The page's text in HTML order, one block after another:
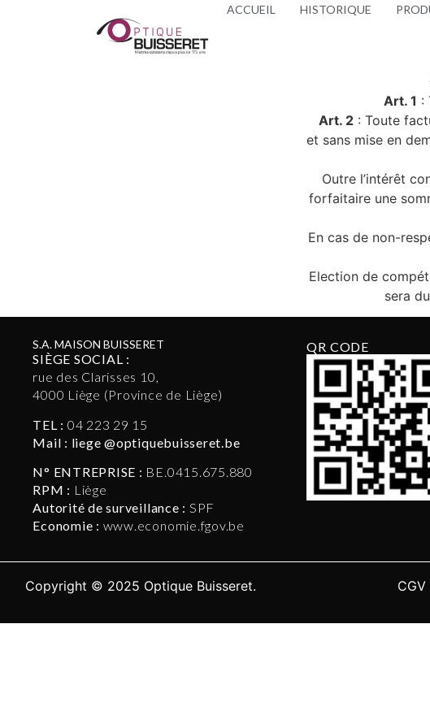
ACCUEIL HISTORIQUE
Art. 1 :
Art. 2: Toute
et sans mise en
Outre l’intérêt
forfaitaire une
En cas de non-
Election de
sera
S.A. MAISON BUISSERET
SIÈGE SOCIAL :
rue des Clarisses 10,
4000 Liège (Province de Liège)
TEL : 04 223 29 15
Mail : liege @optiquebuisseret.be
N° ENTREPRISE : BE.0415.675.880
RPM : Liège
Autorité de surveillance : SPF
Economie : www.economie.fgov.be
QR CODE
Copyright © 2025 Optique Buisseret. CGV